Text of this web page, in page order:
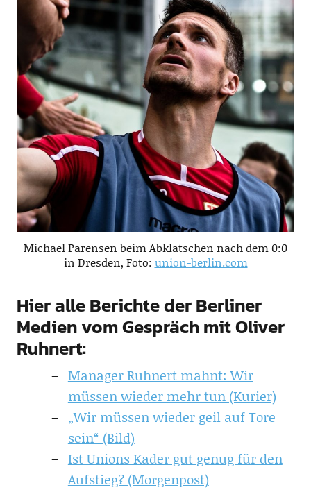
Michael Parensen beim Abklatschen nach dem 0:0
in Dresden, Foto: union-berlin.com
Hier alle Berichte der Berliner
Medien vom Gespräch mit Oliver
Ruhnert:
Manager Ruhnert mahnt: Wir
müssen wieder mehr tun (Kurier)
„Wir müssen wieder geil auf Tore
sein“ (Bild)
Ist Unions Kader gut genug für den
Aufstieg? (Morgenpost)